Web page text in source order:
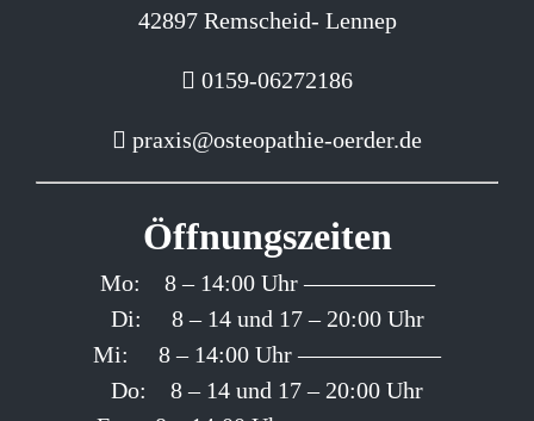
42897 Remscheid- Lennep
0159-06272186
praxis@osteopathie-oerder.de
Öffnungszeiten
Mo: 8 – 14:00 Uhr —————–
Di: 8 – 14 und 17 – 20:00 Uhr
Mi: 8 – 14:00 Uhr ——————
Do: 8 – 14 und 17 – 20:00 Uhr